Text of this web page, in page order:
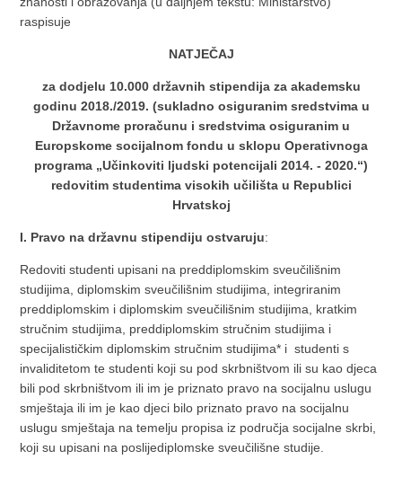
raspisuje
NATJEČAJ
za dodjelu 10.000 državnih stipendija za akademsku
godinu 2018./2019. (sukladno osiguranim sredstvima u
Državnome proračunu i sredstvima osiguranim u
Europskome socijalnom fondu u sklopu Operativnoga
programa „Učinkoviti ljudski potencijali 2014. - 2020.“)
redovitim studentima visokih učilišta u Republici
Hrvatskoj
I. Pravo na državnu stipendiju ostvaruju:
Redoviti studenti upisani na preddiplomskim sveučilišnim
studijima, diplomskim sveučilišnim studijima, integriranim
preddiplomskim i diplomskim sveučilišnim studijima, kratkim
stručnim studijima, preddiplomskim stručnim studijima i
specijalističkim diplomskim stručnim studijima* i studenti s
invaliditetom te studenti koji su pod skrbništvom ili su kao djeca
bili pod skrbništvom ili im je priznato pravo na socijalnu uslugu
smještaja ili im je kao djeci bilo priznato pravo na socijalnu
uslugu smještaja na temelju propisa iz područja socijalne skrbi,
koji su upisani na poslijediplomske sveučilišne studije.